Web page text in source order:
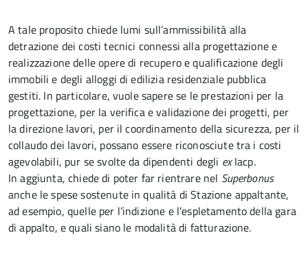
A tale proposito chiede lumi sull’ammissibilità alla
detrazione dei costi tecnici connessi alla progettazione e
realizzazione delle opere di recupero e qualificazione degli
immobili e degli alloggi di edilizia residenziale pubblica
gestiti. In particolare, vuole sapere se le prestazioni per la
progettazione, per la verifica e validazione dei progetti, per
la direzione lavori, per il coordinamento della sicurezza, per il
collaudo dei lavori, possano essere riconosciute tra i costi
agevolabili, pur se svolte da dipendenti degli exIacp.
In aggiunta, chiede di poter far rientrare nel Superbonus
anche le spese sostenute in qualità di Stazione appaltante,
ad esempio, quelle per l’indizione e l’espletamento della gara
di appalto, e quali siano le modalità di fatturazione.